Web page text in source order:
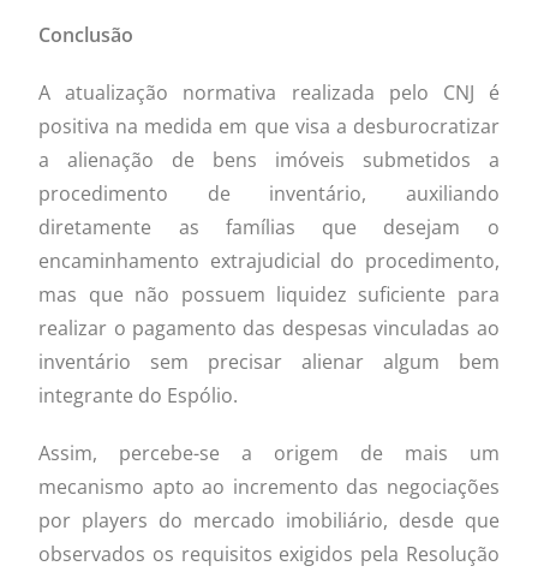
Conclusão
A atualização normativa realizada pelo CNJ é
positiva na medida em que visa a desburocratizar
a alienação de bens imóveis submetidos a
procedimento de inventário, auxiliando
diretamente as famílias que desejam o
encaminhamento extrajudicial do procedimento,
mas que não possuem liquidez suficiente para
realizar o pagamento das despesas vinculadas ao
inventário sem precisar alienar algum bem
integrante do Espólio.
Assim, percebe-se a origem de mais um
mecanismo apto ao incremento das negociações
por players do mercado imobiliário, desde que
observados os requisitos exigidos pela Resolução